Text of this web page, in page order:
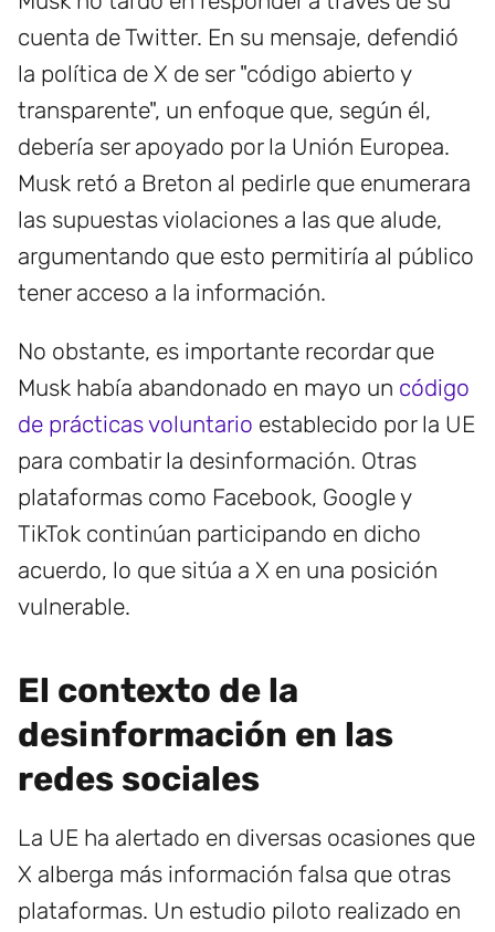
cuenta de Twitter. En su mensaje, defendió
la política de X de ser "código abierto y
transparente", un enfoque que, según él,
debería ser apoyado por la Unión Europea.
Musk retó a Breton al pedirle que enumerara
las supuestas violaciones a las que alude,
argumentando que esto permitiría al público
tener acceso a la información.
No obstante, es importante recordar que
Musk había abandonado en mayo un código
de prácticas voluntario establecido por la UE
para combatir la desinformación. Otras
plataformas como Facebook, Google y
TikTok continúan participando en dicho
acuerdo, lo que sitúa a X en una posición
vulnerable.
El contexto de la
desinformación en las
redes sociales
La UE ha alertado en diversas ocasiones que
X alberga más información falsa que otras
plataformas. Un estudio piloto realizado en